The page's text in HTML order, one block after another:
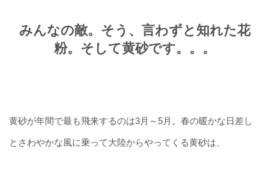
みんなの敵。そう、言わずと知れた花
粉。そして黄砂です。。。
黄砂が年間で最も飛来するのは3月～5月。春の暖かな日差し
とさわやかな風に乗って大陸からやってくる黄砂は、